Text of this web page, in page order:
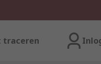
traceren